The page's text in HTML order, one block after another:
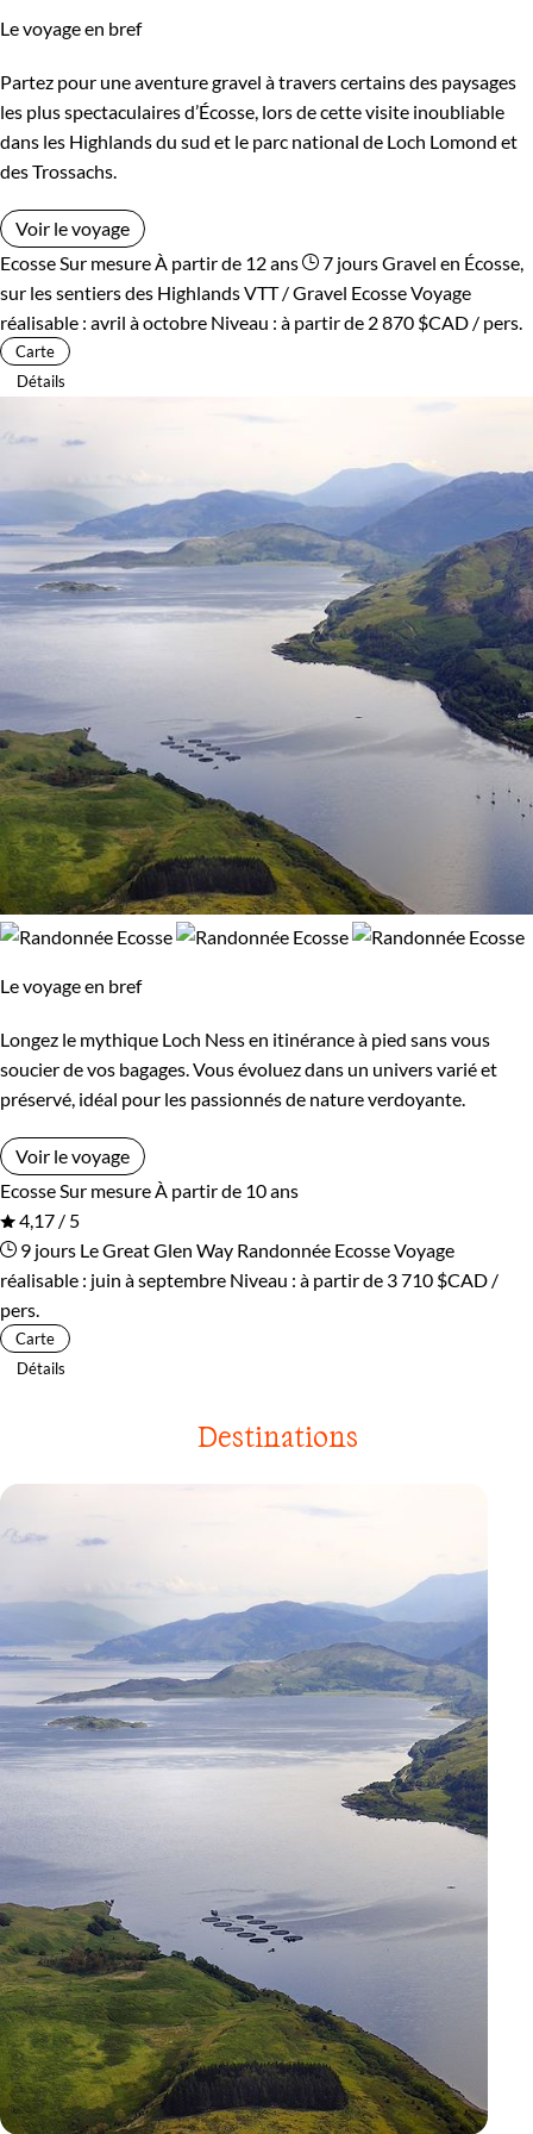
Le voyage en bref
Partez pour une aventure gravel à travers certains des paysages
les plus spectaculaires d’Écosse, lors de cette visite inoubliable
dans les Highlands du sud et le parc national de Loch Lomond et
des Trossachs.
Voir le voyage
Ecosse Sur mesure À partir de 12 ans 7 joursGravel en Écosse,
sur les sentiers des HighlandsVTT / Gravel EcosseVoyage
réalisable : avril à octobre Niveau : à partir de 2 870 $CAD / pers.
Carte
Détails
Le voyage en bref
Longez le mythique Loch Ness en itinérance à pied sans vous
soucier de vos bagages. Vous évoluez dans un univers varié et
préservé, idéal pour les passionnés de nature verdoyante.
Voir le voyage
Ecosse Sur mesure À partir de 10 ans
4,17 / 5
9 jours Le Great Glen Way Randonnée EcosseVoyage
réalisable : juin à septembre Niveau : à partir de 3 710 $CAD /
pers.
Carte
Détails
Destinations